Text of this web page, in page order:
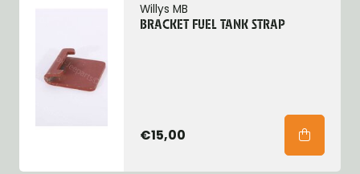
Willys MB
BRACKET FUEL TANK STRAP
€15,00